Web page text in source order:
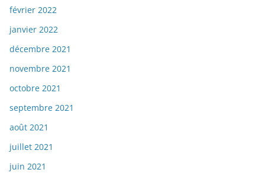
février 2022
janvier 2022
décembre 2021
novembre 2021
octobre 2021
septembre 2021
août 2021
juillet 2021
juin 2021